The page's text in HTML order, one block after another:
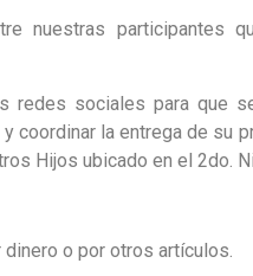
nuestras participantes
redes sociales para que
coordinar la entrega de su
Hijos ubicado en el 2do.
o por otros artículos.